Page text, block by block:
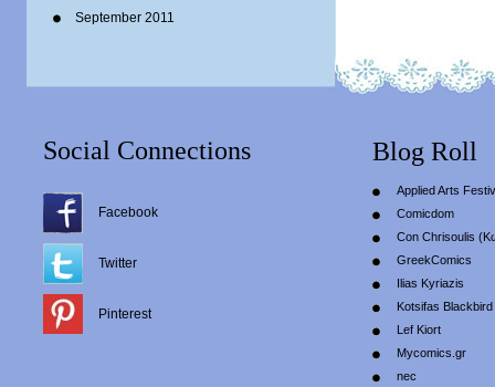
September 2011
Social Connections
Facebook
Twitter
Pinterest
Blog Roll
Applied Arts
Comicdom
Con Chrisoulis
GreekComics
Ilias Kyriazis
Kotsifas Blackbird
Lef Kiort
Mycomics.gr
nec